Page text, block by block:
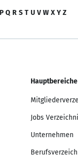
P Q R S T U V W X Y Z
Hauptbereiche
Jobs
Unternehmen